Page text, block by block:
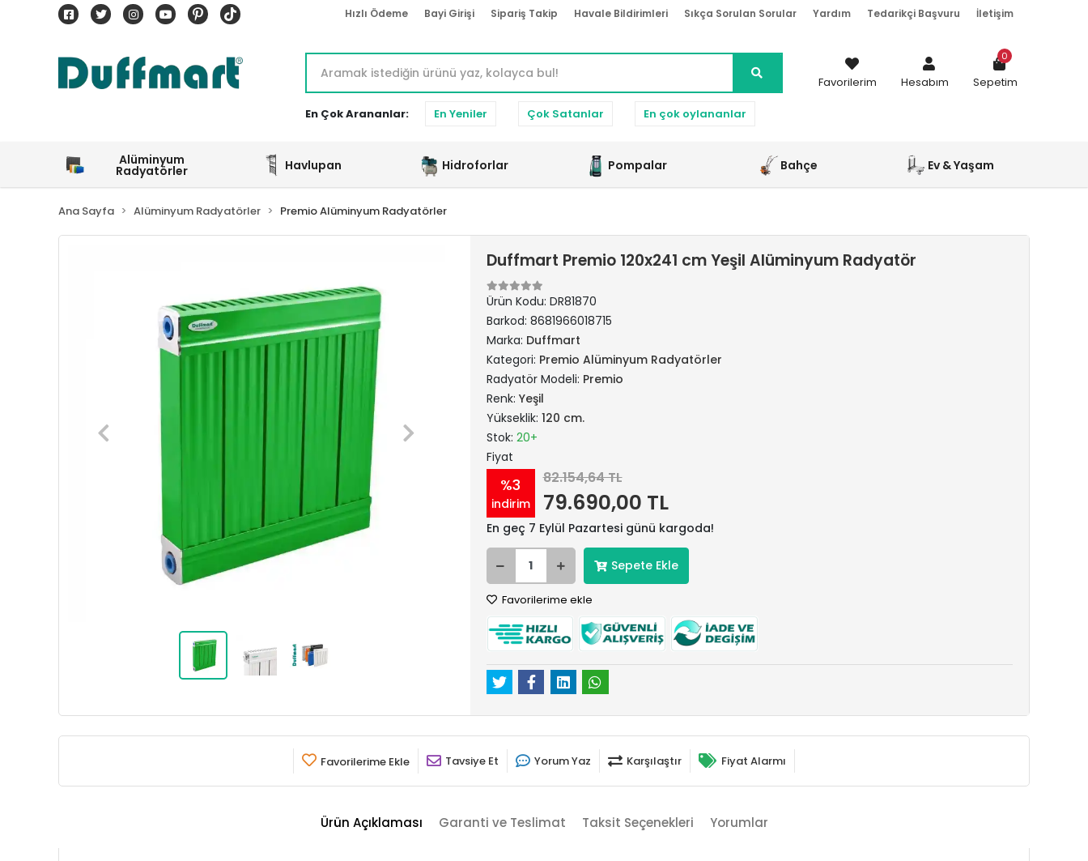
Hızlı Ödeme Bayi Girişi Sipariş Takip Havale Bildirimleri Sıkça Sorulan Sorular Yardım Tedarikçi Başvuru İletişim
En Çok Arananlar: En Yeniler Çok Satanlar En çok oylananlar
Favorilerim Hesabım Sepetim
0
Alüminyum
Radyatörler Havlupan Hidroforlar Pompalar Bahçe Ev & Yaşam
Ana Sayfa Alüminyum Radyatörler Premio Alüminyum Radyatörler
Duffmart Premio 120x241 cm Yeşil Alüminyum Radyatör
Ürün Kodu: DR81870
Barkod: 8681966018715
Marka: Duffmart
Kategori: Premio Alüminyum Radyatörler
Radyatör Modeli: Premio
Renk: Yeşil
Yükseklik: 120 cm.
Stok: 20+
Fiyat
%3
indirim
82.154,64 TL
79.690,00 TL
En geç 7 Eylül Pazartesi günü kargoda!
Sepete Ekle
Favorilerime ekle
Favorilerime Ekle Tavsiye Et Yorum Yaz Karşılaştır Fiyat Alarmı
Ürün Açıklaması Garanti ve Teslimat Taksit Seçenekleri Yorumlar